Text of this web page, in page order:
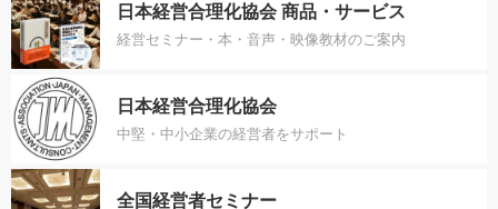
日本経営合理化協会 商品・サービス
経営セミナー・本・音声・映像教材のご案内
日本経営合理化協会
中堅・中小企業の経営者をサポート
全国経営者セミナー